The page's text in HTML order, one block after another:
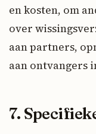
en kosten, om
over
aan partners,
aan ontvangers
7.